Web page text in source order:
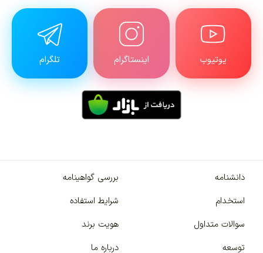
یوتیوب اینستاگرام تلگرام
دانشنامه
بررسی گواهینامه
استخدام
شرایط استفاده
سوالات متداول
هویت برند
توسعه
درباره ما